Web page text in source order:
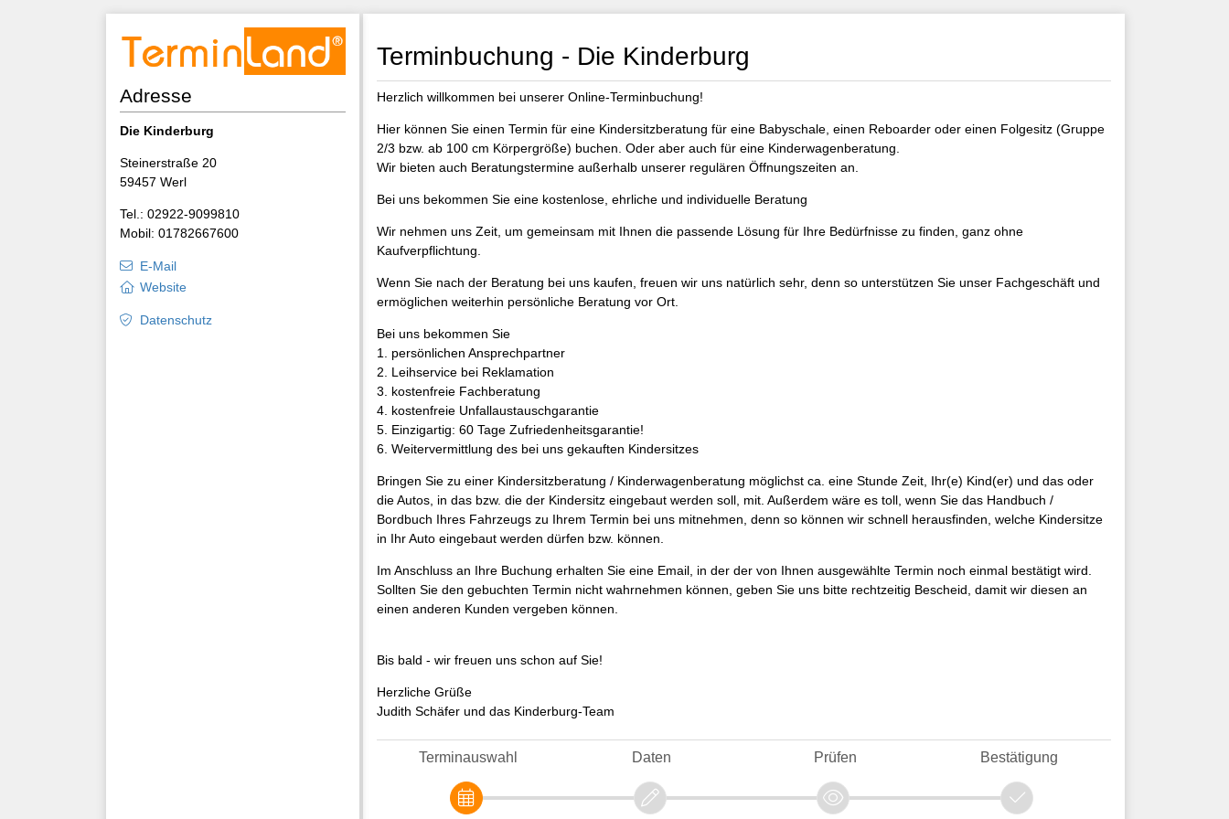
Terminbuchung - Die Kinderburg
Herzlich willkommen bei unserer Online-Terminbuchung!
Hier können Sie einen Termin für eine Kindersitzberatung für eine Babyschale, einen Reboarder oder einen Folgesitz (Gruppe
2/3 bzw. ab 100 cm Körpergröße) buchen. Oder aber auch für eine Kinderwagenberatung.
Wir bieten auch Beratungstermine außerhalb unserer regulären Öffnungszeiten an.
Bei uns bekommen Sie eine kostenlose, ehrliche und individuelle Beratung
Wir nehmen uns Zeit, um gemeinsam mit Ihnen die passende Lösung für Ihre Bedürfnisse zu finden, ganz ohne
Kaufverpflichtung.
Wenn Sie nach der Beratung bei uns kaufen, freuen wir uns natürlich sehr, denn so unterstützen Sie unser Fachgeschäft und
ermöglichen weiterhin persönliche Beratung vor Ort.
Bei uns bekommen Sie
1. persönlichen Ansprechpartner
2. Leihservice bei Reklamation
3. kostenfreie Fachberatung
4. kostenfreie Unfallaustauschgarantie
5. Einzigartig: 60 Tage Zufriedenheitsgarantie!
6. Weitervermittlung des bei uns gekauften Kindersitzes
Bringen Sie zu einer Kindersitzberatung / Kinderwagenberatung möglichst ca. eine Stunde Zeit, Ihr(e) Kind(er) und das oder
die Autos, in das bzw. die der Kindersitz eingebaut werden soll, mit. Außerdem wäre es toll, wenn Sie das Handbuch /
Bordbuch Ihres Fahrzeugs zu Ihrem Termin bei uns mitnehmen, denn so können wir schnell herausfinden, welche Kindersitze
in Ihr Auto eingebaut werden dürfen bzw. können.
Im Anschluss an Ihre Buchung erhalten Sie eine Email, in der der von Ihnen ausgewählte Termin noch einmal bestätigt wird.
Sollten Sie den gebuchten Termin nicht wahrnehmen können, geben Sie uns bitte rechtzeitig Bescheid, damit wir diesen an
einen anderen Kunden vergeben können.
Bis bald - wir freuen uns schon auf Sie!
Herzliche Grüße
Judith Schäfer und das Kinderburg-Team
Terminauswahl Daten Prüfen Bestätigung
Adresse
Die Kinderburg
Steinerstraße 20
59457 Werl
Tel.: 02922-9099810
Mobil: 01782667600
E-Mail
Website
Datenschutz